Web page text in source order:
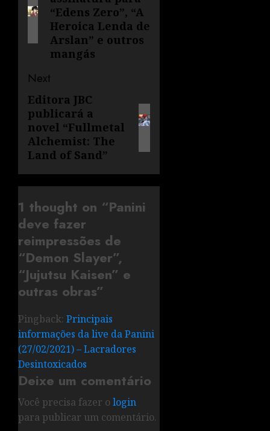
“Edens Zero”, “A
Heroica Lenda de
Arslan” e outros
mangás
Next
Editora JBC
publicará a
novel “Fullmetal
Alchemist: The
Land of Sand”
1 thought on “Panini
deve fazer
reimpressões de
“Demon Slayer”,
“Jujutsu Kaisen” e
outras obras”
Pingback: Principais
informações da live da Panini
(27/02/2021) – Lacradores
Desintoxicados
Deixe um comentário
Você precisa fazer o login
para publicar um comentário.